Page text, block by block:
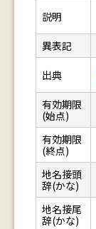
説明
異表記
出典
有効期限
(始点)
有効期限
(終点)
地名接頭
辞(かな)
地名接尾
辞(かな)